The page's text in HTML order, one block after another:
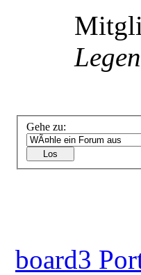
Gehe zu:
board3